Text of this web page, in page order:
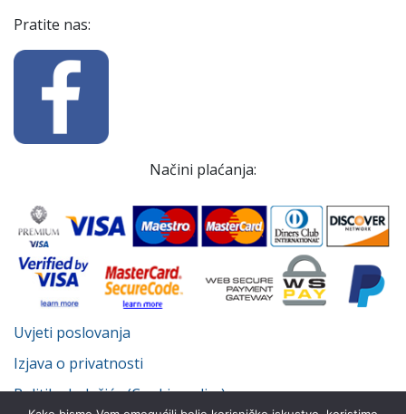
Pratite nas:
Načini plaćanja:
Uvjeti poslovanja
Izjava o privatnosti
Politika kolačića (Cookie policy)